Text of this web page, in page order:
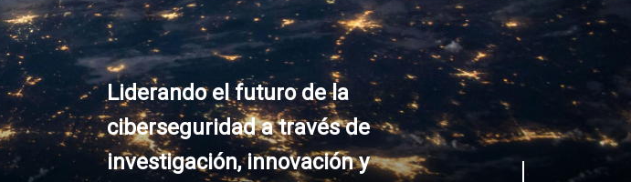
Liderando el futuro de la
ciberseguridad a través de
investigación, innovación y
Navigate to the next section